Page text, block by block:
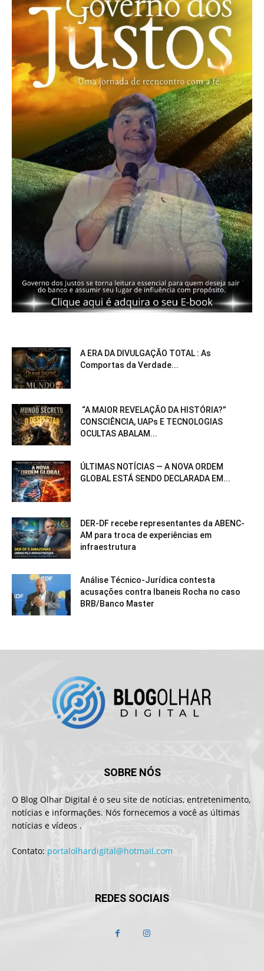
A ERA DA DIVULGAÇÃO TOTAL : As
Comportas da Verdade...
“A MAIOR REVELAÇÃO DA HISTÓRIA?”
CONSCIÊNCIA, UAPs E TECNOLOGIAS
OCULTAS ABALAM...
ÚLTIMAS NOTÍCIAS — A NOVA ORDEM
GLOBAL ESTÁ SENDO DECLARADA EM...
DER-DF recebe representantes da ABENC-
AM para troca de experiências em
infraestrutura
Análise Técnico-Jurídica contesta
acusações contra Ibaneis Rocha no caso
BRB/Banco Master
SOBRE NÓS
O Blog Olhar Digital é o seu site de notícias, entretenimento,
notícias e informações. Nós fornecemos a você as últimas
notícias e vídeos .
Contato: portalolhardigital@hotmail.com
REDES SOCIAIS